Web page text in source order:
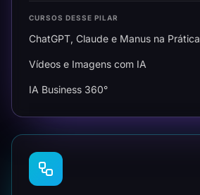
CURSOS DESSE PILAR
ChatGPT, Claude e Manus na Prática
Vídeos e Imagens com IA
IA Business 360°